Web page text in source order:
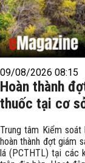
09/08/2026 08:15
Hoàn thành
thuốc tại cơ
Trung tâm Kiểm
hoàn thành đợt giám
lá (PCTHTL) tại các